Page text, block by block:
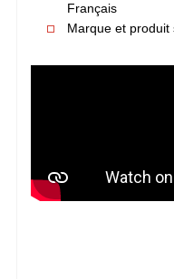
Français
Marque et produit